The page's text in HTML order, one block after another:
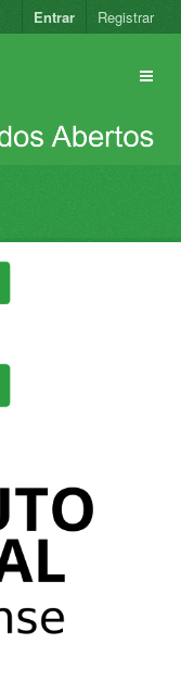
Entrar Registrar